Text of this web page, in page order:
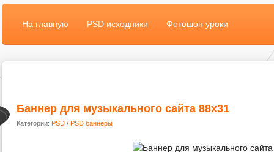
На главную PSD исходники Фотошоп уроки
Баннер для музыкального сайта 88x31
Категории: PSD / PSD баннеры